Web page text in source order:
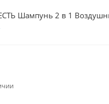
Шампунь 2 в 1